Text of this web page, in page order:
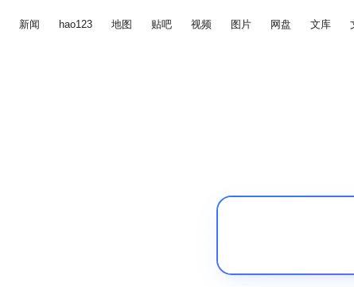
新闻 hao123 地图 贴吧 视频 图片 网盘 文库